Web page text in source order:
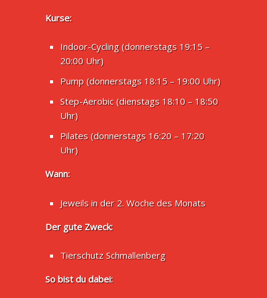
Kurse:
Indoor-Cycling (donnerstags 19:15 –
20:00 Uhr)
Pump (donnerstags 18:15 – 19:00 Uhr)
Step-Aerobic (dienstags 18:10 – 18:50
Uhr)
Pilates (donnerstags 16:20 – 17:20
Uhr)
Wann:
Jeweils in der 2. Woche des Monats
Der gute Zweck:
Tierschutz Schmallenberg
So bist du dabei: